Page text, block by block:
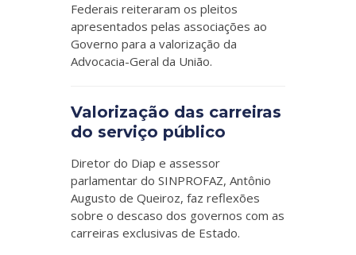
Federais reiteraram os pleitos
apresentados pelas associações ao
Governo para a valorização da
Advocacia-Geral da União.
Valorização das carreiras
do serviço público
Diretor do Diap e assessor
parlamentar do SINPROFAZ, Antônio
Augusto de Queiroz, faz reflexões
sobre o descaso dos governos com as
carreiras exclusivas de Estado.